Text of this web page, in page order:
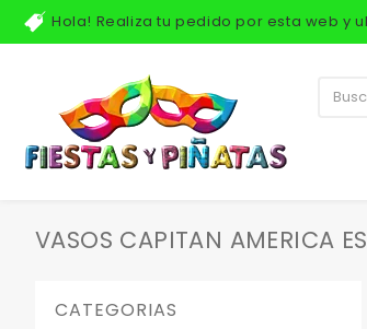
Hola! Realiza tu pedido por esta web y
VASOS CAPITAN AMERICA
CATEGORIAS